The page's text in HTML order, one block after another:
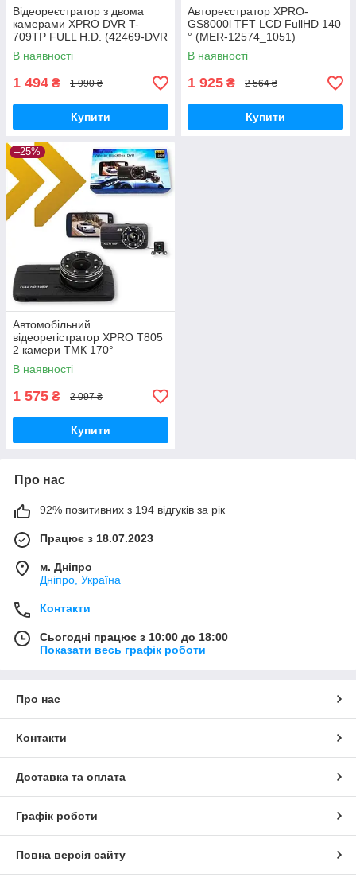
Відеореєстратор з двома
камерами XPRO DVR T-
709TP FULL H.D. (42469-DVR
T-709TP_921)
В наявності
1 494 ₴ 1 990 ₴
Купити
Автореєстратор XPRO-
GS8000l TFT LCD FullHD 140
° (MER-12574_1051)
В наявності
1 925 ₴ 2 564 ₴
Купити
–25%
Автомобільний
відеорегістратор XPRO T805
2 камери ТМК 170°
1920х1080(MER-14059_840)
В наявності
1 575 ₴ 2 097 ₴
Купити
Про нас
92% позитивних з 194 відгуків за рік
Працює з 18.07.2023
м. Дніпро
Дніпро, Україна
Контакти
Сьогодні працює з 10:00 до 18:00
Показати весь графік роботи
Про нас
Контакти
Доставка та оплата
Графік роботи
Повна версія сайту